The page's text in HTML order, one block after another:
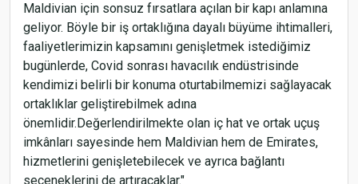
Maldivian için sonsuz fırsatlara açılan bir kapı anlamına
geliyor. Böyle bir iş ortaklığına dayalı büyüme ihtimalleri,
faaliyetlerimizin kapsamını genişletmek istediğimiz
bugünlerde, Covid sonrası havacılık endüstrisinde
kendimizi belirli bir konuma oturtabilmemizi sağlayacak
ortaklıklar geliştirebilmek adına
önemlidir.Değerlendirilmekte olan iç hat ve ortak uçuş
imkânları sayesinde hem Maldivian hem de Emirates,
hizmetlerini genişletebilecek ve ayrıca bağlantı
seçeneklerini de artıracaklar."